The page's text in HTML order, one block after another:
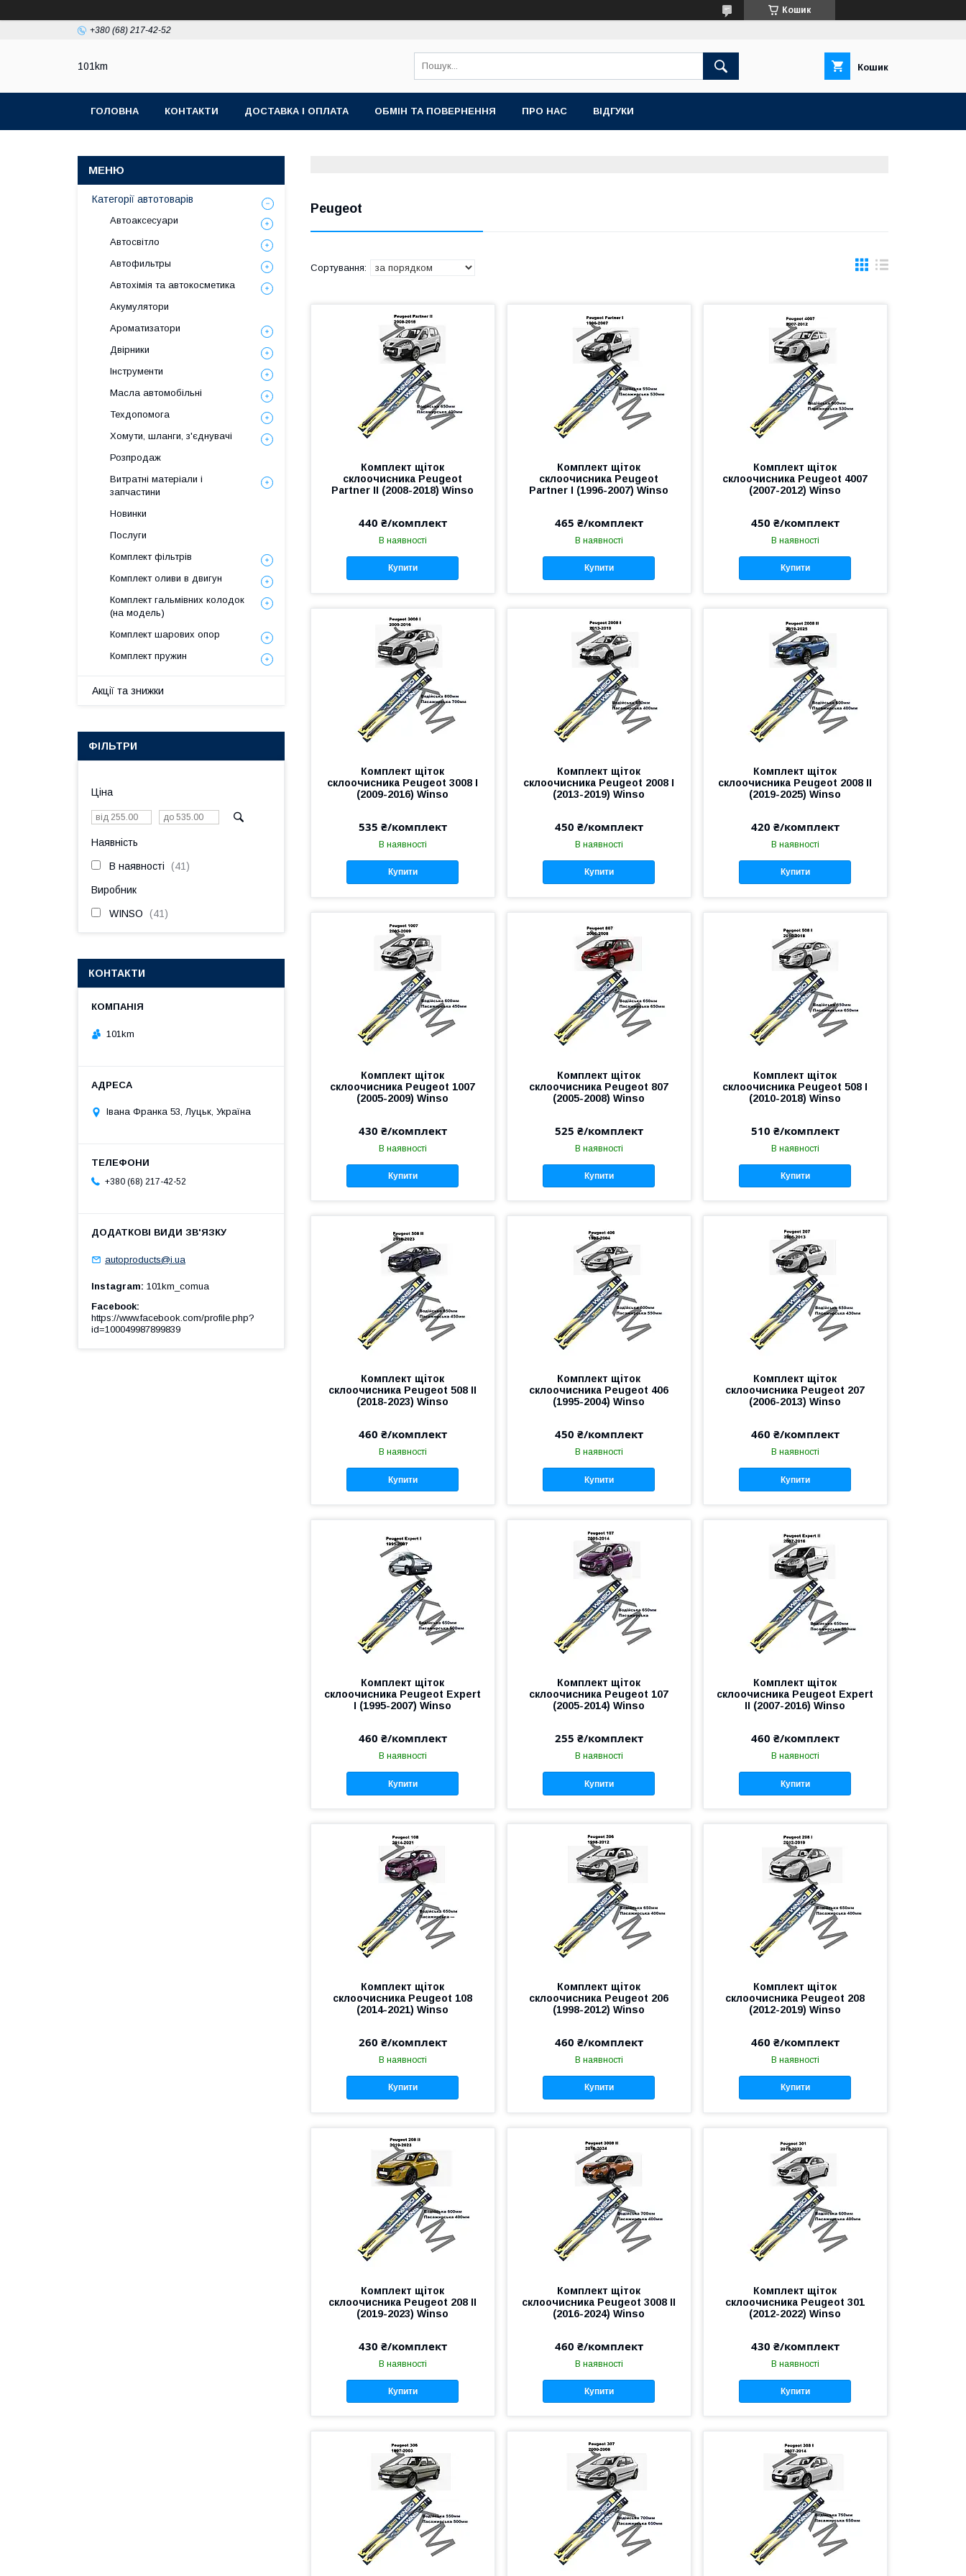
Кошик
+380 (68) 217-42-52
101km Кошик
ГОЛОВНА КОНТАКТИ ДОСТАВКА І ОПЛАТА ОБМІН ТА ПОВЕРНЕННЯ ПРО НАС ВІДГУКИ
Peugeot
Комплект щіток
склоочисника Peugeot
Partner II (2008-2018) Winso
440 ₴/комплект
В наявності
Купити
Комплект щіток
склоочисника Peugeot
Partner I (1996-2007) Winso
465 ₴/комплект
В наявності
Купити
Комплект щіток
склоочисника Peugeot 4007
(2007-2012) Winso
450 ₴/комплект
В наявності
Купити
Комплект щіток
склоочисника Peugeot 3008 I
(2009-2016) Winso
535 ₴/комплект
В наявності
Купити
Комплект щіток
склоочисника Peugeot 2008 I
(2013-2019) Winso
450 ₴/комплект
В наявності
Купити
Комплект щіток
склоочисника Peugeot 2008 II
(2019-2025) Winso
420 ₴/комплект
В наявності
Купити
Комплект щіток
склоочисника Peugeot 1007
(2005-2009) Winso
430 ₴/комплект
В наявності
Купити
Комплект щіток
склоочисника Peugeot 807
(2005-2008) Winso
525 ₴/комплект
В наявності
Купити
Комплект щіток
склоочисника Peugeot 508 I
(2010-2018) Winso
510 ₴/комплект
В наявності
Купити
Комплект щіток
склоочисника Peugeot 508 II
(2018-2023) Winso
460 ₴/комплект
В наявності
Купити
Комплект щіток
склоочисника Peugeot 406
(1995-2004) Winso
450 ₴/комплект
В наявності
Купити
Комплект щіток
склоочисника Peugeot 207
(2006-2013) Winso
460 ₴/комплект
В наявності
Купити
Комплект щіток
склоочисника Peugeot Expert
I (1995-2007) Winso
460 ₴/комплект
В наявності
Купити
Комплект щіток
склоочисника Peugeot 107
(2005-2014) Winso
255 ₴/комплект
В наявності
Купити
Комплект щіток
склоочисника Peugeot Expert
II (2007-2016) Winso
460 ₴/комплект
В наявності
Купити
Комплект щіток
склоочисника Peugeot 108
(2014-2021) Winso
260 ₴/комплект
В наявності
Купити
Комплект щіток
склоочисника Peugeot 206
(1998-2012) Winso
460 ₴/комплект
В наявності
Купити
Комплект щіток
склоочисника Peugeot 208
(2012-2019) Winso
460 ₴/комплект
В наявності
Купити
Комплект щіток
склоочисника Peugeot 208 II
(2019-2023) Winso
430 ₴/комплект
В наявності
Купити
Комплект щіток
склоочисника Peugeot 3008 II
(2016-2024) Winso
460 ₴/комплект
В наявності
Купити
Комплект щіток
склоочисника Peugeot 301
(2012-2022) Winso
430 ₴/комплект
В наявності
Купити
Категорії автотоварів
Автоаксесуари
Автосвітло
Автофильтры
Автохімія та автокосметика
Акумулятори
Ароматизатори
Двірники
Інструменти
Масла автомобільні
Техдопомога
Хомути, шланги, з'єднувачі
Розпродаж
Витратні матеріали і
запчастини
Новинки
Послуги
Комплект фільтрів
Комплект оливи в двигун
Комплект гальмівних колодок
(на модель)
Комплект шарових опор
Комплект пружин
Акції та знижки
ФІЛЬТРИ
Ціна
Наявність
В наявності 41
Виробник
WINSO 41
КОНТАКТИ
101km
Івана Франка 53, Луцьк, Україна
+380 (68) 217-42-52
autoproducts@i.ua
Instagram 101km_comua
Facebook
https://www.facebook.com/profile.php?
id=100049987899839